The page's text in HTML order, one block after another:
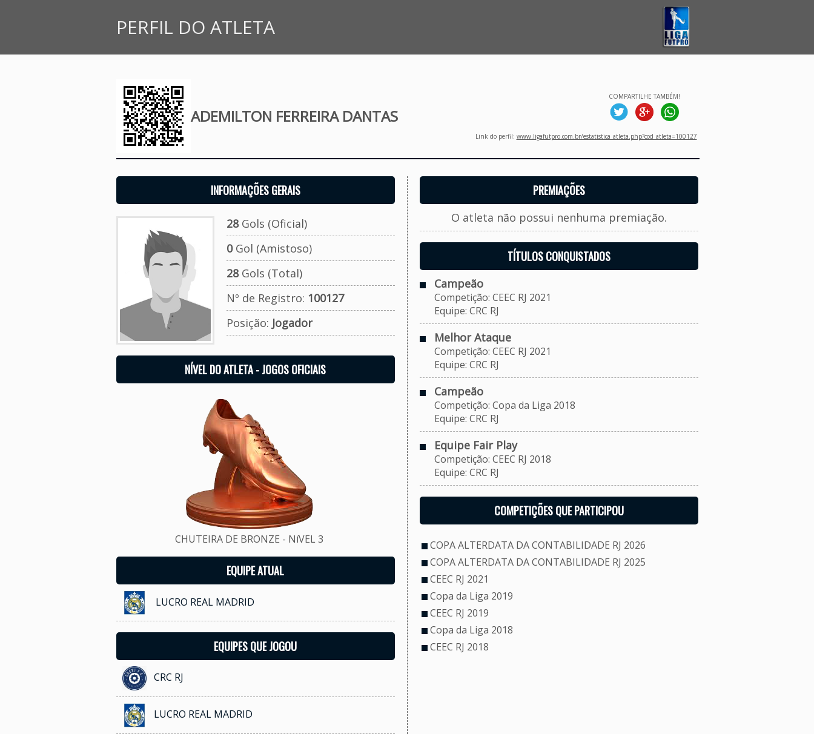
PERFIL DO ATLETA
ADEMILTON FERREIRA DANTAS
COMPARTILHE TAMBÉM!
Link do perfil: www.ligafutpro.com.br/estatistica_atleta.php?cod_atleta=100127
INFORMAÇÕES GERAIS
28Gols (Oficial)
0Gol (Amistoso)
28Gols (Total)
Nº de Registro: 100127
Posição: Jogador
NÍVEL DO ATLETA - JOGOS OFICIAIS
CHUTEIRA DE BRONZE - NíVEL 3
EQUIPE ATUAL
LUCRO REAL MADRID
EQUIPES QUE JOGOU
CRC RJ
LUCRO REAL MADRID
PREMIAÇÕES
O atleta não possui nenhuma premiação.
TÍTULOS CONQUISTADOS
Campeão
Competição: CEEC RJ 2021
Equipe: CRC RJ
Melhor Ataque
Competição: CEEC RJ 2021
Equipe: CRC RJ
Campeão
Competição: Copa da Liga 2018
Equipe: CRC RJ
Equipe Fair Play
Competição: CEEC RJ 2018
Equipe: CRC RJ
COMPETIÇÕES QUE PARTICIPOU
COPA ALTERDATA DA CONTABILIDADE RJ 2026
COPA ALTERDATA DA CONTABILIDADE RJ 2025
CEEC RJ 2021
Copa da Liga 2019
CEEC RJ 2019
Copa da Liga 2018
CEEC RJ 2018